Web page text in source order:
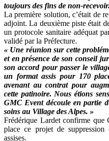
toujours des fins de non-
La première solution, c’était de
adjoint. La deuxième piste était
un protocole sanitaire adéquat
validé par la Préfecture.
« Une réunion sur cette
et en présence de son conseil
son accord pour passer le
un format assis pour 170
avenant au contrat pour
cette patinoire. Nous étions
GMC Event découle en partie
soins au Village des Alpes. »
Frédérique Lardet confirme
place ce projet de suppression
assises.